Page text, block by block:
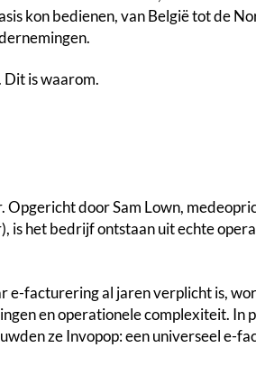
kon bedienen, van België tot de
Dit is waarom.
Opgericht door Sam Lown,
is het bedrijf ontstaan uit echte
e-facturering al jaren verplicht is,
en operationele complexiteit. In
ze Invopop: een universeel e-